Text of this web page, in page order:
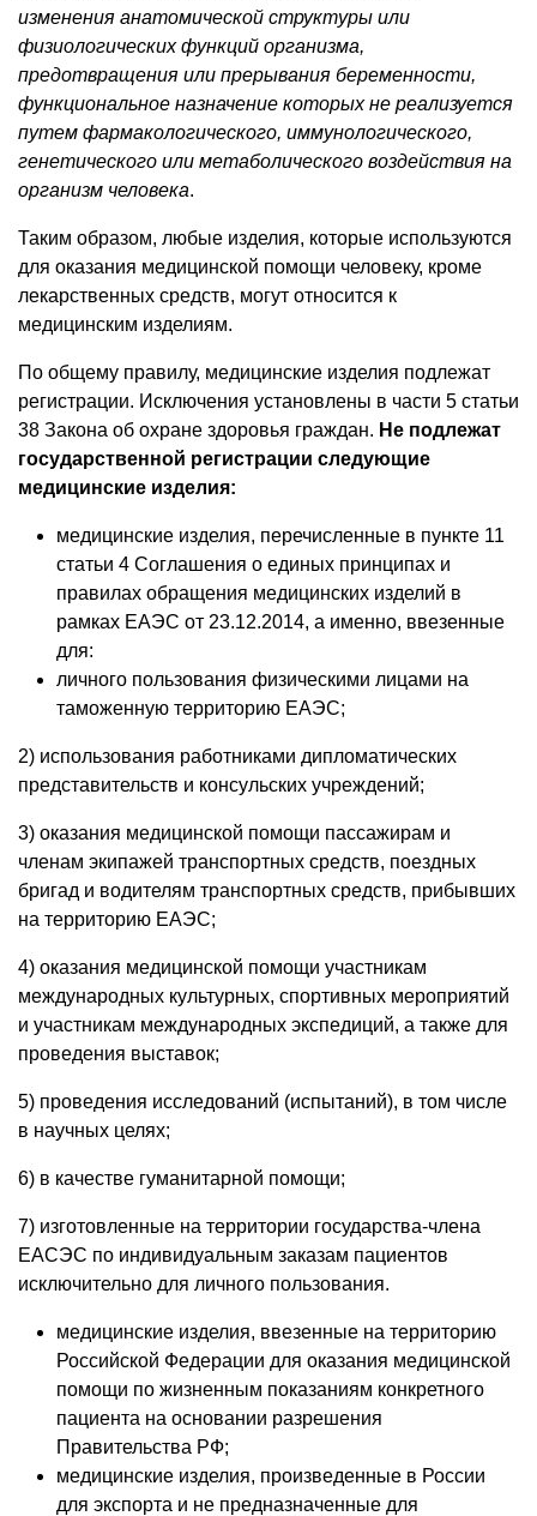
изменения анатомической структуры или
физиологических функций организма,
предотвращения или прерывания беременности,
функциональное назначение которых не реализуется
путем фармакологического, иммунологического,
генетического или метаболического воздействия на
организм человека.
Таким образом, любые изделия, которые используются
для оказания медицинской помощи человеку, кроме
лекарственных средств, могут относится к
медицинским изделиям.
По общему правилу, медицинские изделия подлежат
регистрации. Исключения установлены в части 5 статьи
38 Закона об охране здоровья граждан. Не подлежат
государственной регистрации следующие
медицинские изделия:
медицинские изделия, перечисленные в пункте 11
статьи 4 Соглашения о единых принципах и
правилах обращения медицинских изделий в
рамках ЕАЭС от 23.12.2014, а именно, ввезенные
для:
личного пользования физическими лицами на
таможенную территорию ЕАЭС;
2) использования работниками дипломатических
представительств и консульских учреждений;
3) оказания медицинской помощи пассажирам и
членам экипажей транспортных средств, поездных
бригад и водителям транспортных средств, прибывших
на территорию ЕАЭС;
4) оказания медицинской помощи участникам
международных культурных, спортивных мероприятий
и участникам международных экспедиций, а также для
проведения выставок;
5) проведения исследований (испытаний), в том числе
в научных целях;
6) в качестве гуманитарной помощи;
7) изготовленные на территории государства-члена
ЕАСЭС по индивидуальным заказам пациентов
исключительно для личного пользования.
медицинские изделия, ввезенные на территорию
Российской Федерации для оказания медицинской
помощи по жизненным показаниям конкретного
пациента на основании разрешения
Правительства РФ;
медицинские изделия, произведенные в России
для экспорта и не предназначенные для